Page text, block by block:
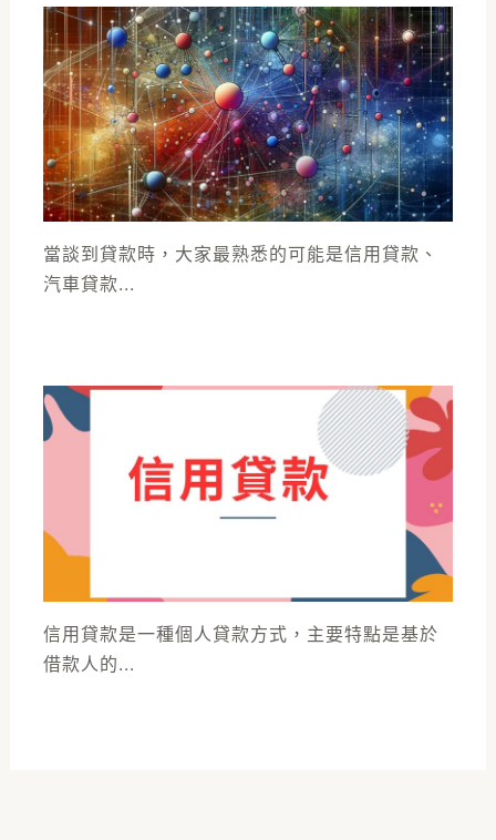
當談到貸款時，大家最熟悉的可能是信用貸款、
汽車貸款...
信用貸款是一種個人貸款方式，主要特點是基於
借款人的...